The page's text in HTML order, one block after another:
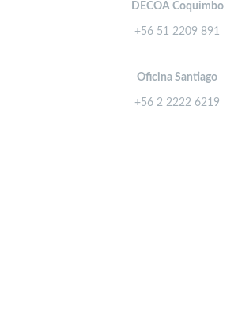
DECOA Coquimbo
+56 51 2209 891
Oficina Santiago
+56 2 2222 6219